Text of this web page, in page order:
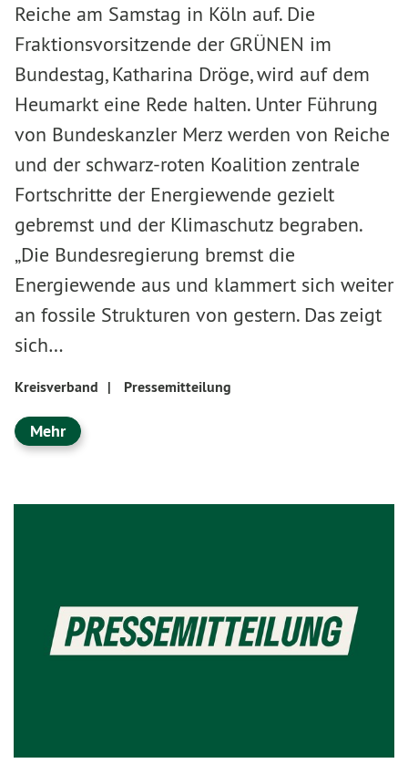
Reiche am Samstag in Köln auf. Die
Fraktionsvorsitzende der GRÜNEN im
Bundestag, Katharina Dröge, wird auf dem
Heumarkt eine Rede halten. Unter Führung
von Bundeskanzler Merz werden von Reiche
und der schwarz-roten Koalition zentrale
Fortschritte der Energiewende gezielt
gebremst und der Klimaschutz begraben.
„Die Bundesregierung bremst die
Energiewende aus und klammert sich weiter
an fossile Strukturen von gestern. Das zeigt
sich…
Kreisverband | Pressemitteilung
Mehr